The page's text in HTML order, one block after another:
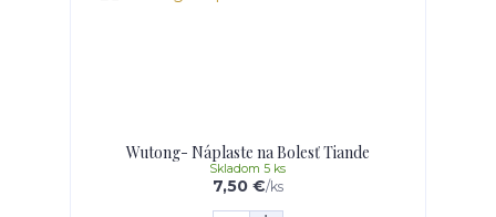
Wutong- Náplaste na Bolesť Tiande
7,50 €/ks
Skladom 5 ks